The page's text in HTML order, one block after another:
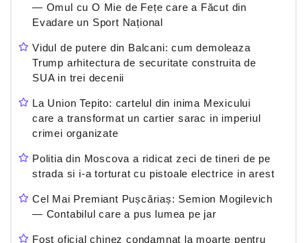
— Omul cu O Mie de Fețe care a Făcut din
Evadare un Sport Național
Vidul de putere din Balcani: cum demoleaza
Trump arhitectura de securitate construita de
SUA in trei decenii
La Union Tepito: cartelul din inima Mexicului
care a transformat un cartier sarac in imperiul
crimei organizate
Politia din Moscova a ridicat zeci de tineri de pe
strada si i-a torturat cu pistoale electrice in arest
Cel Mai Premiant Pușcăriaș: Semion Mogilevich
— Contabilul care a pus lumea pe jar
Fost oficial chinez condamnat la moarte pentru